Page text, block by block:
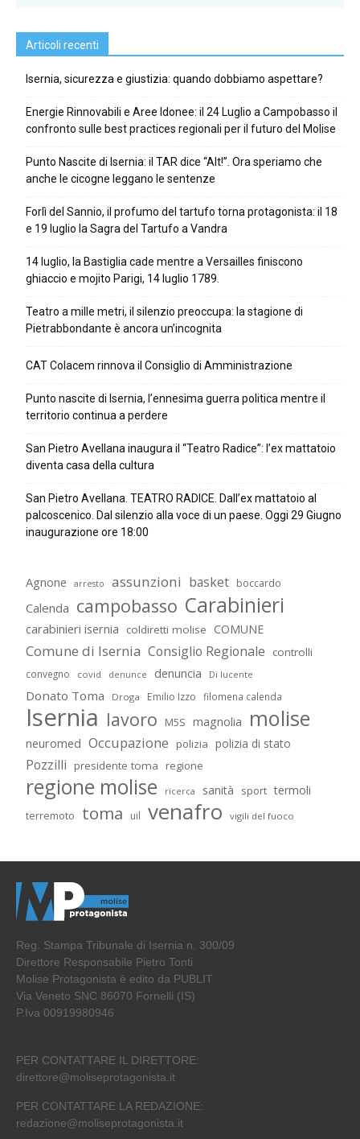
Articoli recenti
Isernia, sicurezza e giustizia: quando dobbiamo aspettare?
Energie Rinnovabili e Aree Idonee: il 24 Luglio a Campobasso il
confronto sulle best practices regionali per il futuro del Molise
Punto Nascite di Isernia: il TAR dice “Alt!”. Ora speriamo che
anche le cicogne leggano le sentenze
Forlì del Sannio, il profumo del tartufo torna protagonista: il 18
e 19 luglio la Sagra del Tartufo a Vandra
14 luglio, la Bastiglia cade mentre a Versailles finiscono
ghiaccio e mojito Parigi, 14 luglio 1789.
Teatro a mille metri, il silenzio preoccupa: la stagione di
Pietrabbondante è ancora un’incognita
CAT Colacem rinnova il Consiglio di Amministrazione
Punto nascite di Isernia, l’ennesima guerra politica mentre il
territorio continua a perdere
San Pietro Avellana inaugura il “Teatro Radice”: l’ex mattatoio
diventa casa della cultura
San Pietro Avellana. TEATRO RADICE. Dall’ex mattatoio al
palcoscenico. Dal silenzio alla voce di un paese. Oggi 29 Giugno
inaugurazione ore 18:00
Agnone arresto assunzioni basket boccardo
Calenda campobasso Carabinieri
carabinieri isernia coldiretti molise COMUNE
Comune di Isernia Consiglio Regionale controlli
convegno covid denunce denuncia Di lucente
Donato Toma Droga Emilio Izzo filomena calenda
Isernia lavoro M5S magnolia molise
neuromed Occupazione polizia polizia di stato
Pozzilli presidente toma regione
regione molise ricerca sanità sport termoli
terremoto toma uil venafro vigili del fuoco
Reg. Stampa Tribunale di Isernia n. 300/09
Direttore Responsabile Pietro Tonti
Molise Protagonista è edito da PUBLIT
Via Veneto SNC 86070 Fornelli (IS)
P.Iva 00919980946
PER CONTATTARE IL DIRETTORE:
direttore@moliseprotagonista.it
PER CONTATTARE LA REDAZIONE:
redazione@moliseprotagonista.it